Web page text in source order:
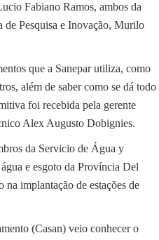
Fabiano Ramos, ambos da
de Pesquisa e Inovação, Murilo
que a Sanepar utiliza, como
além de saber como se dá todo
foi recebida pela gerente
Alex Augusto Dobignies.
da Servicio de Água y
e esgoto da Província Del
implantação de estações de
(Casan) veio conhecer o